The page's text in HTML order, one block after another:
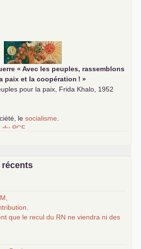
« Avec les peuples, rassemblons
paix et la coopération ! »
pour la paix, Frida Khalo, 1952
le socialisme
du PCF
temps
contribuer au débat sur le projet
récents
que le recul du RN ne viendra ni des